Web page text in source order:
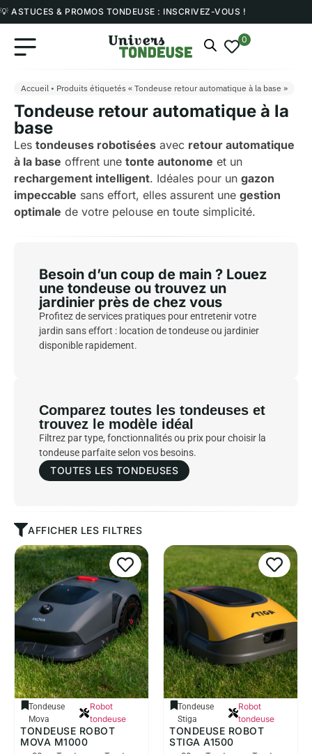
💡 ASTUCES & PROMOS TONDEUSE : INSCRIVEZ-VOUS !
0
Accueil • Produits étiquetés « Tondeuse retour automatique à la base »
Tondeuse retour automatique à la
base
Les tondeuses robotisées avec retour automatique
à la base offrent une tonte autonome et un
rechargement intelligent. Idéales pour un gazon
impeccable sans effort, elles assurent une gestion
optimale de votre pelouse en toute simplicité.
Besoin d’un coup de main ? Louez
une tondeuse ou trouvez un
jardinier près de chez vous
Profitez de services pratiques pour entretenir votre
jardin sans effort : location de tondeuse ou jardinier
disponible rapidement.
Comparez toutes les tondeuses et
trouvez le modèle idéal
Filtrez par type, fonctionnalités ou prix pour choisir la
tondeuse parfaite selon vos besoins.
TOUTES LES TONDEUSES
AFFICHER LES FILTRES
Tondeuse
Mova
Robot
tondeuse
TONDEUSE ROBOT
MOVA M1000
Tondeuse
Stiga
Robot
tondeuse
TONDEUSE ROBOT
STIGA A1500